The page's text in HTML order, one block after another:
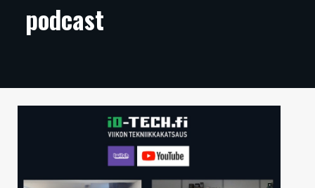
ARTIKKELIT
TECHBBS
KAUPPA
podcast